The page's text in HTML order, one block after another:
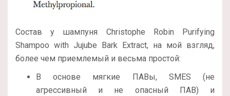
Состав у шампуня Christophe Robin Purifying
Shampoo with Jujube Bark Extract, на мой взгляд,
более чем приемлемый и весьма простой:
В основе мягкие ПАВы, SMES (не
агрессивный и не опасный ПАВ) и